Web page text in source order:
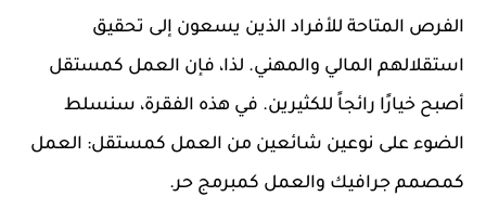
الفرص المتاحة للأفراد الذين يسعون إلى تحقيق
استقلالهم المالي والمهني. لذا، فإن العمل كمستقل
أصبح خيارًا رائجاً للكثيرين. في هذه الفقرة، سنسلط
الضوء على نوعين شائعين من العمل كمستقل: العمل
كمصمم جرافيك والعمل كمبرمج حر.